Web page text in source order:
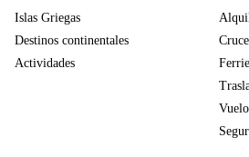
Islas Griegas
Destinos continentales
Actividades